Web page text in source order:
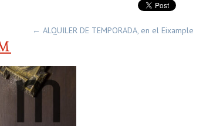
← ALQUILER DE TEMPORADA, en el Eixample